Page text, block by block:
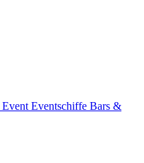
Event Eventschiffe Bars &